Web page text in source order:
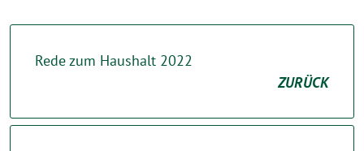
Rede zum Haushalt 2022
ZURÜCK